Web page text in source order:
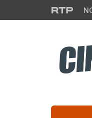
Saltar para o conteúdo